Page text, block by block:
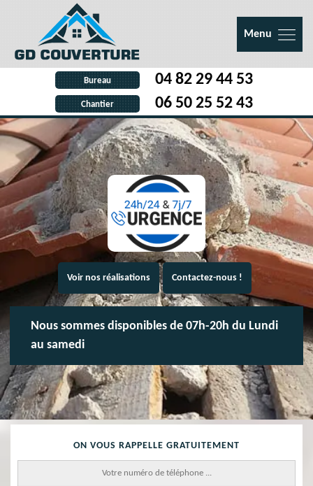
Menu
Bureau 04 82 29 44 53
Chantier 06 50 25 52 43
Voir nos réalisations Contactez-nous !
Nous sommes disponibles de 07h-20h du Lundi
au samedi
ON VOUS RAPPELLE GRATUITEMENT